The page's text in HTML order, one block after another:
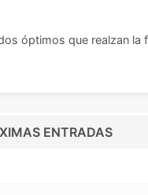
óptimos que realzan
ENTRADAS